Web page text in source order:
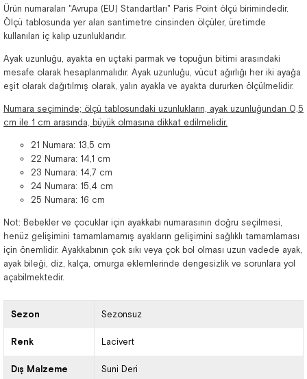
Ürün numaraları "Avrupa (EU) Standartları" Paris Point ölçü birimindedir.
Ölçü tablosunda yer alan santimetre cinsinden ölçüler, üretimde
kullanılan iç kalıp uzunluklarıdır.
Ayak uzunluğu, ayakta en uçtaki parmak ve topuğun bitimi arasındaki
mesafe olarak hesaplanmalıdır. Ayak uzunluğu, vücut ağırlığı her iki ayağa
eşit olarak dağıtılmış olarak, yalın ayakla ve ayakta dururken ölçülmelidir.
Numara seçiminde; ölçü tablosundaki uzunlukların, ayak uzunluğundan 0,5
cm ile 1 cm arasında, büyük olmasına dikkat edilmelidir.
21 Numara: 13,5 cm
22 Numara: 14,1 cm
23 Numara: 14,7 cm
24 Numara: 15,4 cm
25 Numara: 16 cm
Not: Bebekler ve çocuklar için ayakkabı numarasının doğru seçilmesi,
henüz gelişimini tamamlamamış ayakların gelişimini sağlıklı tamamlaması
için önemlidir. Ayakkabının çok sıkı veya çok bol olması uzun vadede ayak,
ayak bileği, diz, kalça, omurga eklemlerinde dengesizlik ve sorunlara yol
açabilmektedir.
Sezon Sezonsuz
Renk Lacivert
Dış Malzeme Suni Deri